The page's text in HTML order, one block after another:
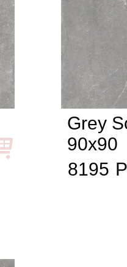
Grey
90x90
8195